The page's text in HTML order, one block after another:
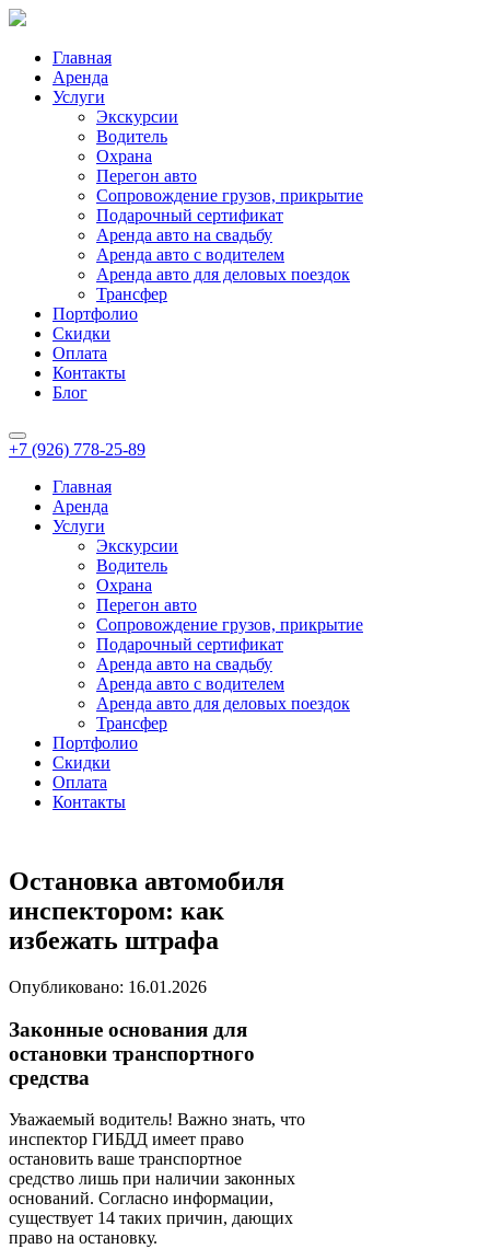
Главная
Аренда
Услуги
Экскурсии
Водитель
Охрана
Перегон авто
Сопровождение грузов, прикрытие
Подарочный сертификат
Аренда авто на свадьбу
Аренда авто с водителем
Аренда авто для деловых поездок
Трансфер
Портфолио
Скидки
Оплата
Контакты
Блог
+7 (926) 778-25-89
Главная
Аренда
Услуги
Экскурсии
Водитель
Охрана
Перегон авто
Сопровождение грузов, прикрытие
Подарочный сертификат
Аренда авто на свадьбу
Аренда авто с водителем
Аренда авто для деловых поездок
Трансфер
Портфолио
Скидки
Оплата
Контакты
Остановка автомобиля
инспектором: как
избежать штрафа
Опубликовано: 16.01.2026
Законные основания для
остановки транспортного
средства
Уважаемый водитель! Важно знать, что
инспектор ГИБДД имеет право
остановить ваше транспортное
средство лишь при наличии законных
оснований. Согласно информации,
существует 14 таких причин, дающих
право на остановку.